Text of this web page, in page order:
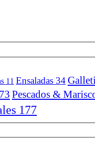
11 Ensaladas 34
73 Pescados &
177